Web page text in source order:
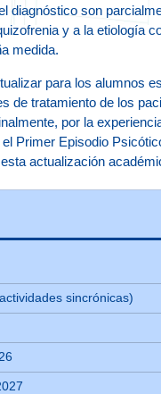
diagnóstico son
y a la etiología
medida.
para los alumnos
de tratamiento de los
por la
Primer Episodio
actualización
sincrónicas)